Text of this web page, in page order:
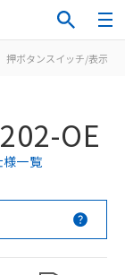
押ボタンスイッチ/表示灯
OE
一覧